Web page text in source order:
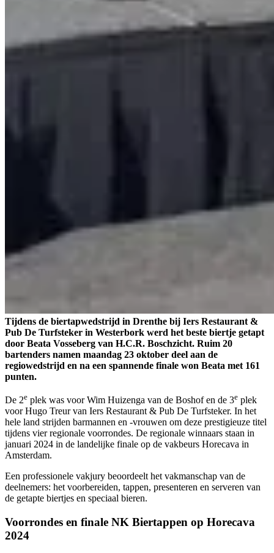
Tijdens de biertapwedstrijd in Drenthe bij Iers Restaurant &
Pub De Turfsteker in Westerbork werd het beste biertje getapt
door Beata Vosseberg van H.C.R. Boschzicht. Ruim 20
bartenders namen maandag 23 oktober deel aan de
regiowedstrijd en na een spannende finale won Beata met 161
punten.
De 2e plek was voor Wim Huizenga van de Boshof en de 3e plek
voor Hugo Treur van Iers Restaurant & Pub De Turfsteker. In het
hele land strijden barmannen en -vrouwen om deze prestigieuze titel
tijdens vier regionale voorrondes. De regionale winnaars staan in
januari 2024 in de landelijke finale op de vakbeurs Horecava in
Amsterdam.
Een professionele vakjury beoordeelt het vakmanschap van de
deelnemers: het voorbereiden, tappen, presenteren en serveren van
de getapte biertjes en speciaal bieren.
Voorrondes en finale NK Biertappen op Horecava
2024